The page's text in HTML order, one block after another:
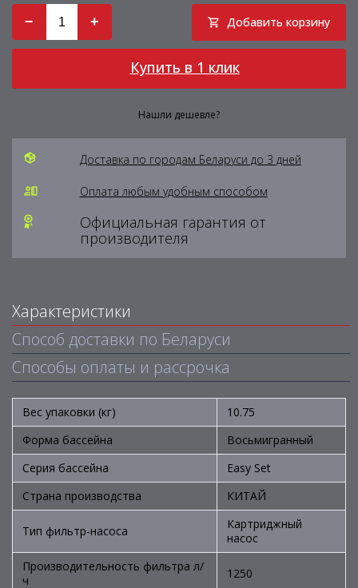
− + Добавить корзину
Купить в 1 клик
Нашли дешевле?
Доставка по городам Беларуси до 3 дней
Оплата любым удобным способом
Официальная гарантия от
производителя
Характеристики
Способ доставки по Беларуси
Способы оплаты и рассрочка
Вес упаковки (кг)
10.75
Форма бассейна
Восьмигранный
Серия бассейна
Easy Set
Страна производства
КИТАЙ
Тип фильтр-насоса
Картриджный
насос
Производительность фильтра л/
ч
1250